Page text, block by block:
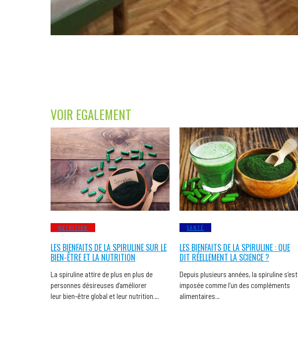
VOIR EGALEMENT
NUTRITION
LES BIENFAITS DE LA SPIRULINE SUR LE
BIEN-ÊTRE ET LA NUTRITION
La spiruline attire de plus en plus de
personnes désireuses d’améliorer
leur bien-être global et leur nutrition….
SANTÉ
LES BIENFAITS DE LA SPIRULINE : QUE
DIT RÉELLEMENT LA SCIENCE ?
Depuis plusieurs années, la spiruline s’est
imposée comme l’un des compléments
alimentaires…